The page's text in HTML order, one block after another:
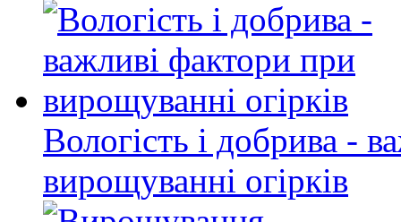
Вологість і добрива -
вирощуванні огірків